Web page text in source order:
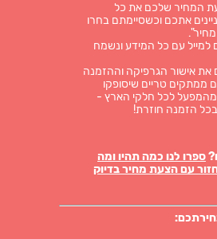
המחיר שלכם את כל
אתכם וכשסיימתם בחרו
למייל עם כל המידע ונשמח
אישור הגרפיקה וההזמנה
ממתקים טריים שיסופקו
מהמפעל לכל חלקי הארץ -
הזמנה חוזרת!
ספרו לנו כמה תהיו ומה
עם הצעת מחיר בדיוק